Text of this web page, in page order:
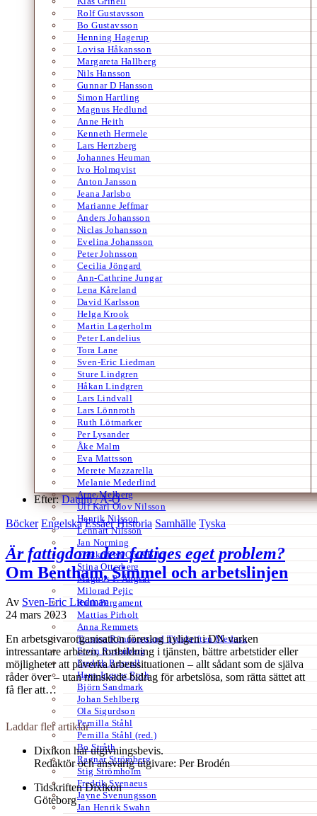
Rolf Gustavsson
Bo Gustavsson
Henning Hagerup
Lovisa Håkansson
Margareta Hallberg
Nils Hansson
Gunnar D Hansson
Simon Hartling
Magnus Hedlund
Anne Heith
Kenneth Hermele
Lars Hertzberg
Johannes Heuman
Ivo Holmqvist
Anton Jansson
Jeana Jarlsbo
Marianne Jeffmar
Anders Johansson
Niclas Johansson
Evelina Johansson
Peter Johnsson
Cecilia Jöngard
Ann-Cathrine Jungar
Lena Kåreland
David Karlsson
Helga Krook
Martin Lagerholm
Peter Landelius
Tora Lane
Sven-Eric Liedman
Sture Lindgren
Håkan Lindgren
Lars Lindvall
Lars Lönnroth
Ruth Lötmarker
Per Lysander
Åke Malm
Eva Mattsson
Merete Mazzarella
Melanie Mederlind
Arne Melberg
Ulf Karl Olov Nilsson
Henrik Nilsson
Lennart Nilsson
Jan Norming
Tidskriften Ord&Bild
Stina Otterberg
Magnus P. Ängsal
Milorad Pejic
Ruth Pergament
Mattias Pirholt
Anna Remmets
Torsten Rönnerstrand Tidskriften Medusa
Ervin Rosenberg
Fredrik Rosvall
Hans-Ingvar Roth
Björn Sandmark
Johan Sehlberg
Ola Sigurdson
Pernilla Ståhl
Pernilla Ståhl (red.)
Bo Stråth
Ragnar Strömberg
Stig Strömholm
Fredrik Svenaeus
Jayne Svenungsson
Jan Henrik Swahn
Efter:Datum /A-Ö
Böcker Engelska Essäer Historia Samhälle Tyska
Är fattigdom den fattiges eget problem?
Om Bentham, Simmel och arbetslinjen
Av Sven-Eric Liedman
24 mars 2023
En arbetsgivarorganisation föreslog nyligen i DN varken
intressantare arbeten, fortbildning i tjänsten, bättre arbetstider eller
möjligheter att påverka arbetssituationen – allt sådant som de själva
råder över – utan minskade bidrag för arbetslösa, som rätta sättet att
få fler att…
Laddar fler artiklar
Dixikon har utgivningsbevis.
Redaktör och ansvarig utgivare: Per Brodén
Tidskriften Dixikon
Göteborg